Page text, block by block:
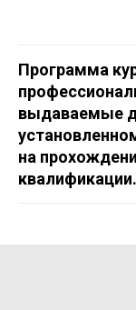
Программа
выдаваемые
на
квалификации.